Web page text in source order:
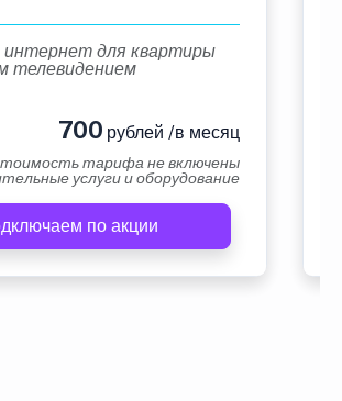
для квартиры
телевидением
700 рублей /в месяц
тарифа не включены
услуги и оборудование
по акции